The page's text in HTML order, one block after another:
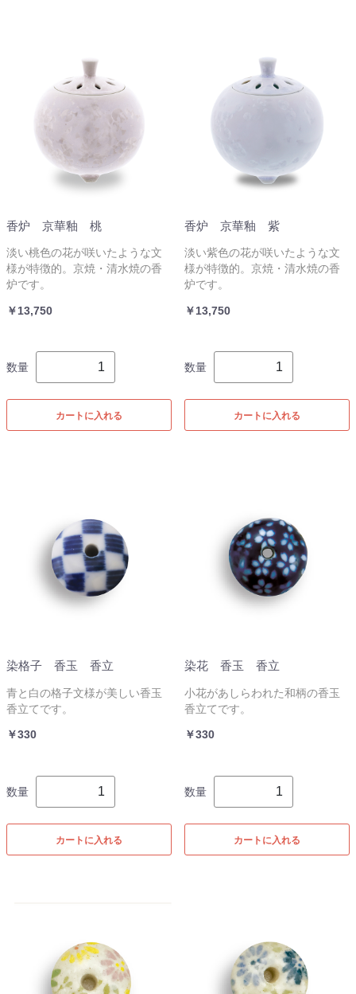
香炉 京華釉 桃
淡い桃色の花が咲いたような文
様が特徴的。京焼・清水焼の香
炉です。
￥13,750
数量
カートに入れる
香炉 京華釉 紫
淡い紫色の花が咲いたような文
様が特徴的。京焼・清水焼の香
炉です。
￥13,750
数量
カートに入れる
染格子 香玉 香立
青と白の格子文様が美しい香玉
香立てです。
￥330
数量
カートに入れる
染花 香玉 香立
小花があしらわれた和柄の香玉
香立てです。
￥330
数量
カートに入れる